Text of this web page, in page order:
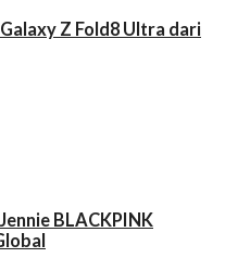
Z Fold8 Ultra dari
BLACKPINK